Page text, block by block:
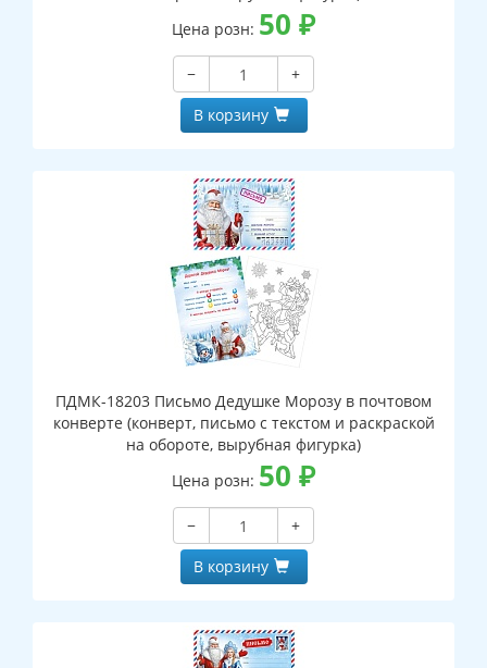
Цена розн: 50 ₽
−
+
В корзину
ПДМК-18203 Письмо Дедушке Морозу в почтовом
конверте (конверт, письмо с текстом и раскраской
на обороте, вырубная фигурка)
Цена розн: 50 ₽
−
+
В корзину